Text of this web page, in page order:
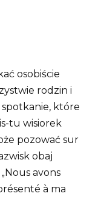
osobiście
rodzin i
które
tu wisiorek
pozować sur
obaj
avons
à ma